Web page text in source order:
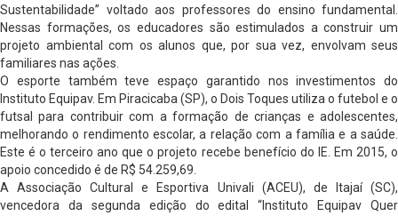
Sustentabilidade” voltado aos professores do ensino fundamental.
Nessas formações, os educadores são estimulados a construir um
projeto ambiental com os alunos que, por sua vez, envolvam seus
familiares nas ações.
O esporte também teve espaço garantido nos investimentos do
Instituto Equipav. Em Piracicaba (SP), o Dois Toques utiliza o futebol e o
futsal para contribuir com a formação de crianças e adolescentes,
melhorando o rendimento escolar, a relação com a família e a saúde.
Este é o terceiro ano que o projeto recebe benefício do IE. Em 2015, o
apoio concedido é de R$ 54.259,69.
A Associação Cultural e Esportiva Univali (ACEU), de Itajaí (SC),
vencedora da segunda edição do edital “Instituto Equipav Quer